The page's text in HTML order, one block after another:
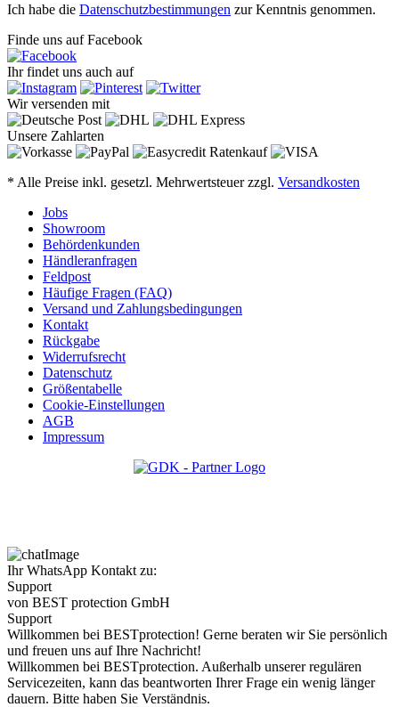
Ich habe die Datenschutzbestimmungen zur Kenntnis genommen.
Finde uns auf Facebook
Ihr findet uns auch auf
Wir versenden mit
Unsere Zahlarten
* Alle Preise inkl. gesetzl. Mehrwertsteuer zzgl. Versandkosten
Jobs
Showroom
Behördenkunden
Händleranfragen
Feldpost
Häufige Fragen (FAQ)
Versand und Zahlungsbedingungen
Kontakt
Rückgabe
Widerrufsrecht
Datenschutz
Größentabelle
Cookie-Einstellungen
AGB
Impressum
Ihr WhatsApp Kontakt zu:
Support
von BEST protection GmbH
Support
Willkommen bei BESTprotection! Gerne beraten wir Sie persönlich
und freuen uns auf Ihre Nachricht!
Willkommen bei BESTprotection. Außerhalb unserer regulären
Servicezeiten, kann das beantworten Ihrer Frage ein wenig länger
dauern. Bitte haben Sie Verständnis.